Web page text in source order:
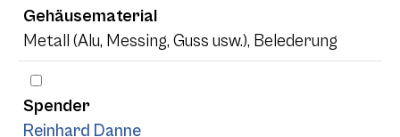
Gehäusematerial
Metall (Alu, Messing, Guss usw.), Belederung
Spender
Reinhard Danne